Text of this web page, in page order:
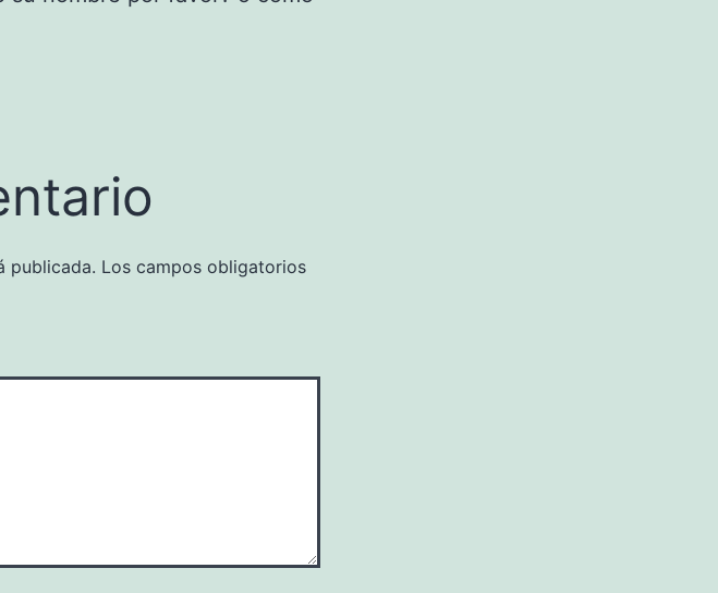
publicada. Los campos obligatorios